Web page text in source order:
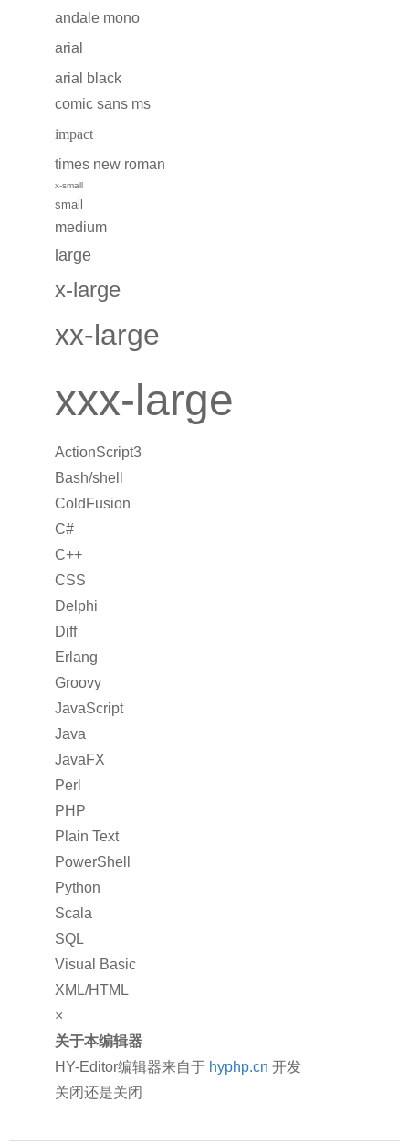
andale mono
arial
arial black
comic sans ms
impact
times new roman
x-small
small
medium
large
x-large
xx-large
xxx-large
ActionScript3
Bash/shell
ColdFusion
C#
C++
CSS
Delphi
Diff
Erlang
Groovy
JavaScript
Java
JavaFX
Perl
PHP
Plain Text
PowerShell
Python
Scala
SQL
Visual Basic
XML/HTML
×
关于本编辑器
HY-Editor编辑器来自于 hyphp.cn 开发
关闭还是关闭